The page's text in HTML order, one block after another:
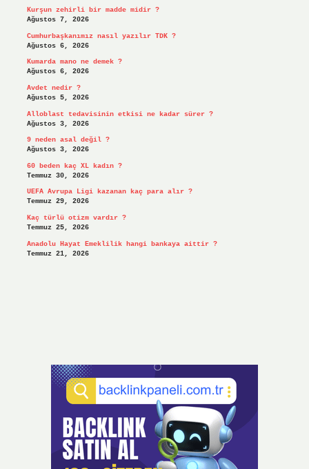
Kurşun zehirli bir madde midir ?
Ağustos 7, 2026
Cumhurbaşkanımız nasıl yazılır TDK ?
Ağustos 6, 2026
Kumarda mano ne demek ?
Ağustos 6, 2026
Avdet nedir ?
Ağustos 5, 2026
Alloblast tedavisinin etkisi ne kadar sürer ?
Ağustos 3, 2026
9 neden asal değil ?
Ağustos 3, 2026
60 beden kaç XL kadın ?
Temmuz 30, 2026
UEFA Avrupa Ligi kazanan kaç para alır ?
Temmuz 29, 2026
Kaç türlü otizm vardır ?
Temmuz 25, 2026
Anadolu Hayat Emeklilik hangi bankaya aittir ?
Temmuz 21, 2026